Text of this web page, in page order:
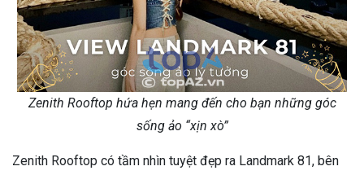
Zenith Rooftop hứa hẹn mang đến cho bạn những góc
sống ảo “xịn xò”
Zenith Rooftop có tầm nhìn tuyệt đẹp ra Landmark 81, bên